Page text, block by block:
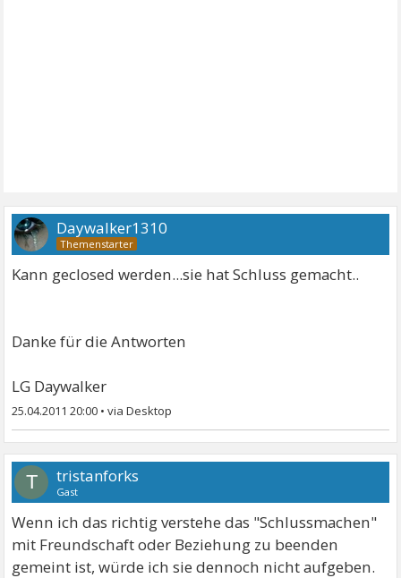
Daywalker1310
Kann geclosed werden...sie hat Schluss gemacht..
Danke für die Antworten
LG Daywalker
25.04.2011 20:00 •
T tristanforks
Gast
Wenn ich das richtig verstehe das "Schlussmachen"
mit Freundschaft oder Beziehung zu beenden
gemeint ist, würde ich sie dennoch nicht aufgeben.